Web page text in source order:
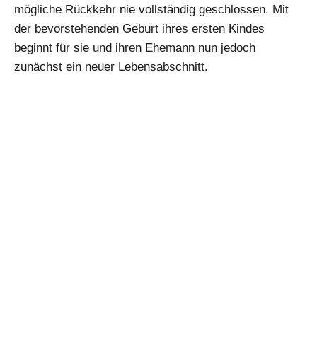
mögliche Rückkehr nie vollständig geschlossen. Mit
der bevorstehenden Geburt ihres ersten Kindes
beginnt für sie und ihren Ehemann nun jedoch
zunächst ein neuer Lebensabschnitt.